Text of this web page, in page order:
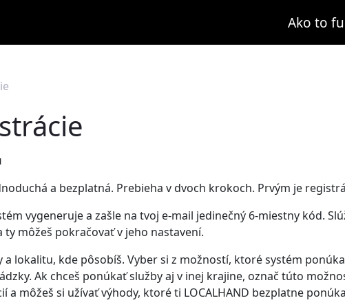
Ako to
a bezplatná. Prebieha v dvoch krokoch. Prvým je
vygeneruje a zašle na tvoj e-mail jedinečný 6-miestny kód.
môžeš pokračovať v jeho nastavení.
a lokalitu, kde pôsobíš. Vyber si z možností, ktoré systém
Ak chceš ponúkať služby aj v inej krajine, označ túto
a môžeš si užívať výhody, ktoré ti LOCALHAND bezplatne